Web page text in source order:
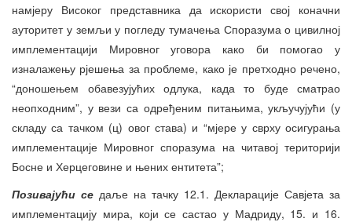
намјеру Високог представника да искористи свој коначни
ауторитет у земљи у погледу тумачења Споразума о цивилној
имплементацији Мировног уговора како би помогао у
изналажењу рјешења за проблеме, како је претходно речено,
“доношењем обавезујућих одлука, када то буде сматрао
неопходним”, у вези са одређеним питањима, укључујући (у
складу са тачком (ц) овог става) и “мјере у сврху осигурања
имплементације Мировног споразума на читавој територији
Босне и Херцеговине и њених ентитета”;
Позивајући се даље на тачку 12.1. Декларације Савјета за
имплементацију мира, који се састао у Мадриду, 15. и 16.